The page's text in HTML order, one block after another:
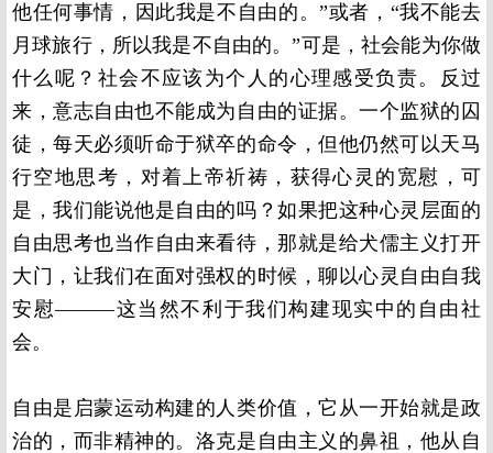
他任何事情，因此我是不自由的。”或者，“我不能去
月球旅行，所以我是不自由的。”可是，社会能为你做
什么呢？社会不应该为个人的心理感受负责。反过
来，意志自由也不能成为自由的证据。一个监狱的囚
徒，每天必须听命于狱卒的命令，但他仍然可以天马
行空地思考，对着上帝祈祷，获得心灵的宽慰，可
是，我们能说他是自由的吗？如果把这种心灵层面的
自由思考也当作自由来看待，那就是给犬儒主义打开
大门，让我们在面对强权的时候，聊以心灵自由自我
安慰———这当然不利于我们构建现实中的自由社
会。
自由是启蒙运动构建的人类价值，它从一开始就是政
治的，而非精神的。洛克是自由主义的鼻祖，他从自